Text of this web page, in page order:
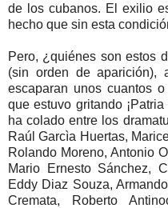
de los cubanos. El exilio
hecho que sin esta
Pero, ¿quiénes son estos
(sin orden de aparición),
escaparan unos cuantos
que estuvo gritando
ha colado entre los
Raúl Garcìa Huertas,
Rolando Moreno, Antonio
Mario Ernesto Sánchez,
Eddy Diaz Souza,
Cremata, Roberto